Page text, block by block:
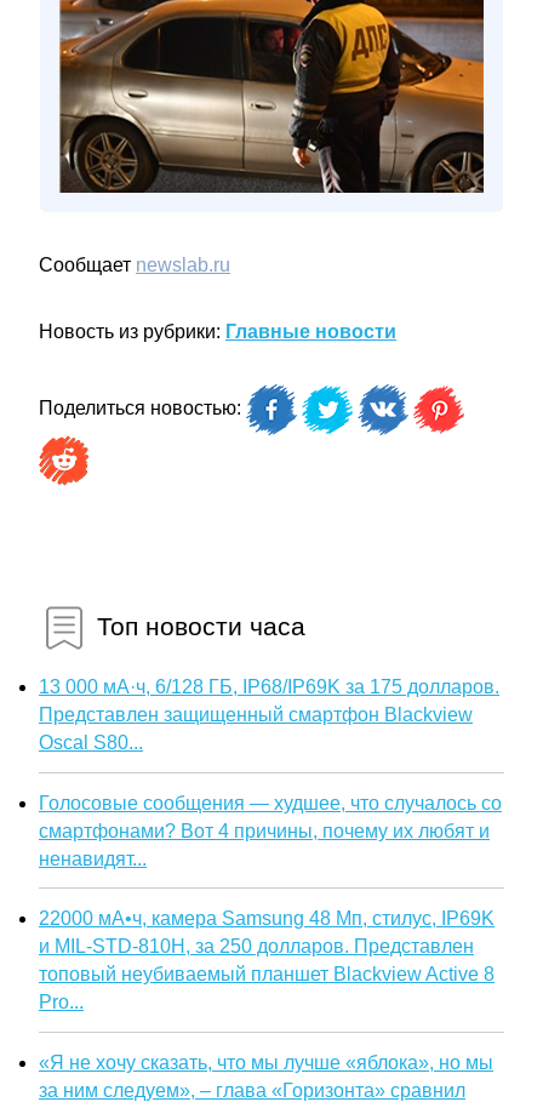
Сообщает newslab.ru
Новость из рубрики: Главные новости
Поделиться новостью:
Топ новости часа
13 000 мА·ч, 6/128 ГБ, IP68/IP69K за 175 долларов.
Представлен защищенный смартфон Blackview
Oscal S80...
Голосовые сообщения — худшее, что случалось со
смартфонами? Вот 4 причины, почему их любят и
ненавидят...
22000 мА•ч, камера Samsung 48 Мп, стилус, IP69K
и MIL-STD-810H, за 250 долларов. Представлен
топовый неубиваемый планшет Blackview Active 8
Pro...
«Я не хочу сказать, что мы лучше «яблока», но мы
за ним следуем», – глава «Горизонта» сравнил